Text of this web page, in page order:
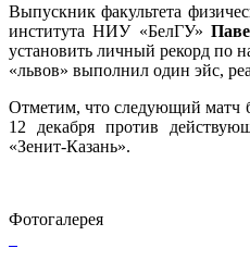
Выпускник факультета
института НИУ «БелГУ»
установить личный рекорд по
«львов» выполнил один эйс,
Отметим, что следующий матч
12 декабря против
«Зенит-Казань».
Фотогалерея